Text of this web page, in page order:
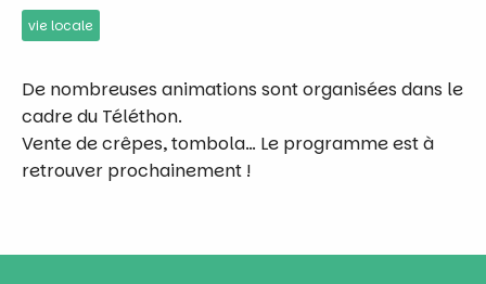
vie locale
De nombreuses animations sont organisées dans le
cadre du Téléthon.
Vente de crêpes, tombola… Le programme est à
retrouver prochainement !